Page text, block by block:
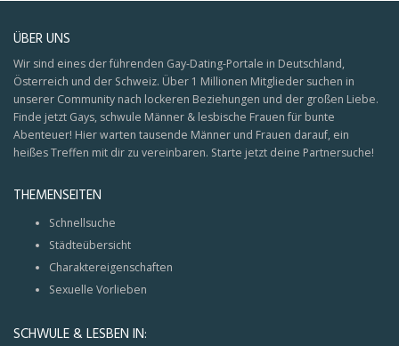
ÜBER UNS
Wir sind eines der führenden Gay-Dating-Portale in Deutschland,
Österreich und der Schweiz. Über 1 Millionen Mitglieder suchen in
unserer Community nach lockeren Beziehungen und der großen Liebe.
Finde jetzt Gays, schwule Männer & lesbische Frauen für bunte
Abenteuer! Hier warten tausende Männer und Frauen darauf, ein
heißes Treffen mit dir zu vereinbaren. Starte jetzt deine Partnersuche!
THEMENSEITEN
Schnellsuche
Städteübersicht
Charaktereigenschaften
Sexuelle Vorlieben
SCHWULE & LESBEN IN: